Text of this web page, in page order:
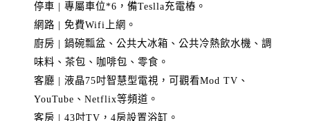
停車 | 專屬車位*6，備Teslla充電樁。
網路 | 免費Wifi上網。
廚房 | 鍋碗瓢盆、公共大冰箱、公共冷熱飲水機、調
味料、茶包、咖啡包、零食。
客廳 | 液晶75吋智慧型電視，可觀看Mod TV、
YouTube、Netflix等頻道。
客房 | 43吋TV，4房設置浴缸。